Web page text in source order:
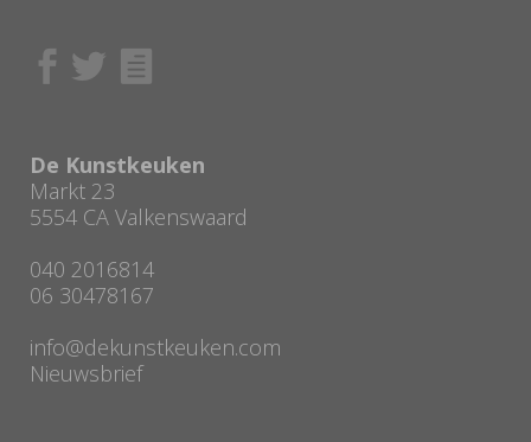
De Kunstkeuken
Markt 23
5554 CA Valkenswaard
040 2016814
06 30478167
info@dekunstkeuken.com
Nieuwsbrief